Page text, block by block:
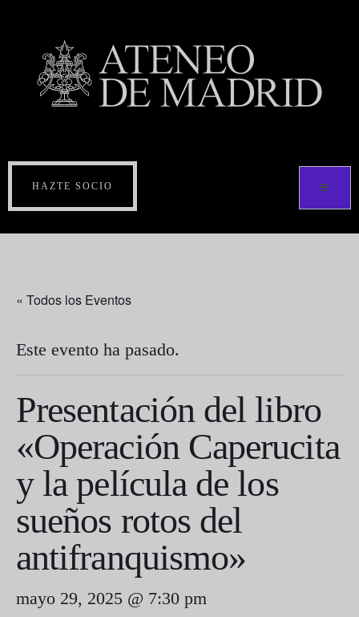
HAZTE SOCIO
« Todos los Eventos
Este evento ha pasado.
Presentación del libro
«Operación Caperucita
y la película de los
sueños rotos del
antifranquismo»
mayo 29, 2025 @ 7:30 pm